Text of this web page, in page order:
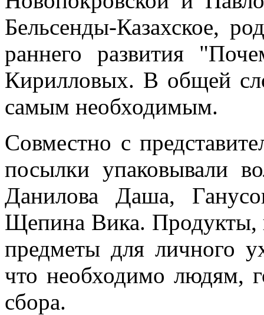
Бельсенды-Казахское,
раннего развития
Кирилловых. В общей
самым необходимым.
Совместно с
посылки упаковывали
Данилова Даша,
Щепина Вика. Продукты,
предметы для личного
что необходимо людям,
сбора.